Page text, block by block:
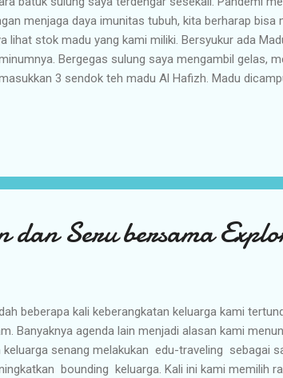
menjaga daya imunitas tubuh, kita berharap
lihat stok madu yang kami miliki. Bersyukur ada
Bergegas sulung saya mengambil gelas,
3 sendok teh madu Al Hafizh. Madu
begitu pun madu Al Hafizh. Madu Al Hafizh
lebah ini habitatnya di hutan. Selain
oleh semua golongan umur, anak-anak
dan Seru bersama
beberapa kali keberangkatan keluarga kami
Banyaknya agenda lain menjadi alasan kami
keluarga senang melakukan edu-traveling sebagai
bounding keluarga. Kali ini kami memilih